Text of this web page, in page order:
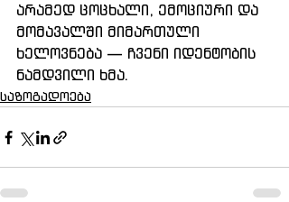
არამედ ცოცხალი, ემოციური და
მომავალში მიმართული
ხელოვნება — ჩვენი იდენტობის
ნამდვილი ხმა.
საზოგადოება